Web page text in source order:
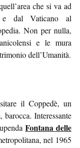
che si va ad
e dal Vaticano al
Non per nulla,
e le mura
dell’Umanità.
il Coppedè, un
Interessante
Fontana delle
nel 1965